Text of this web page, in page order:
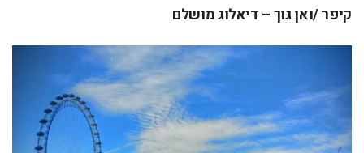
קיפר /ואן גוך – דיאלוג מושלם